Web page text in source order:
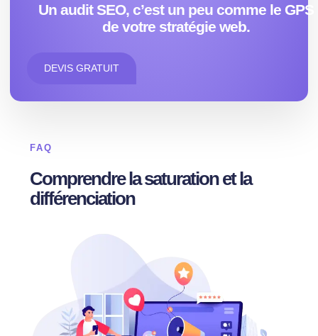
Un audit SEO, c’est un peu comme le GPS
de votre stratégie web.
DEVIS GRATUIT
FAQ
Comprendre la saturation et la
différenciation